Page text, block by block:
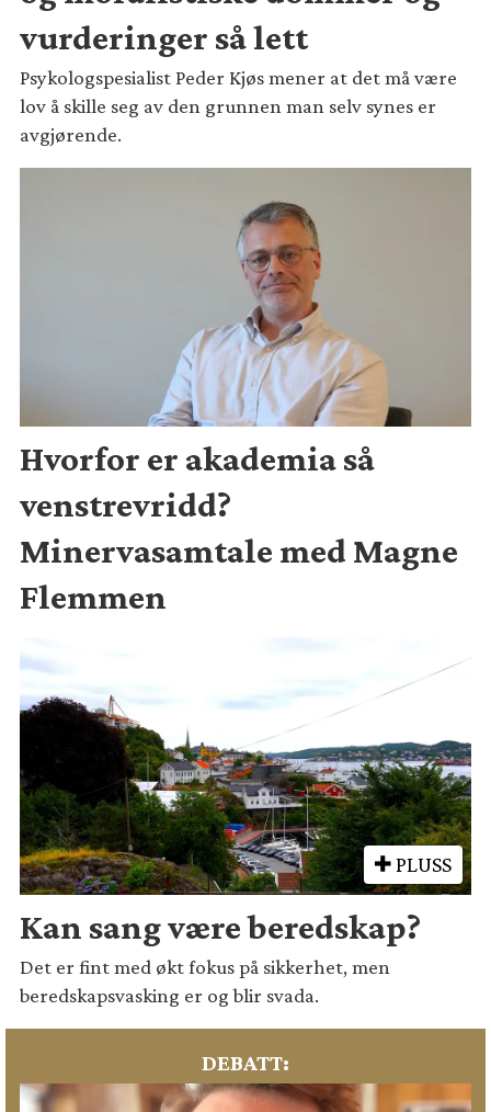
vurderinger så lett
Psykologspesialist Peder Kjøs mener at det må være
lov å skille seg av den grunnen man selv synes er
avgjørende.
Hvorfor er akademia så
venstrevridd?
Minervasamtale med Magne
Flemmen
PLUSS
Kan sang være beredskap?
Det er fint med økt fokus på sikkerhet, men
beredskapsvasking er og blir svada.
DEBATT: